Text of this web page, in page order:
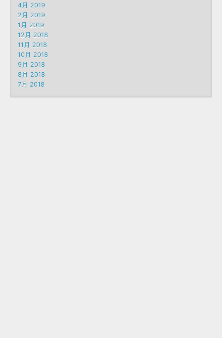
4月 2019
2月 2019
1月 2019
12月 2018
11月 2018
10月 2018
9月 2018
8月 2018
7月 2018